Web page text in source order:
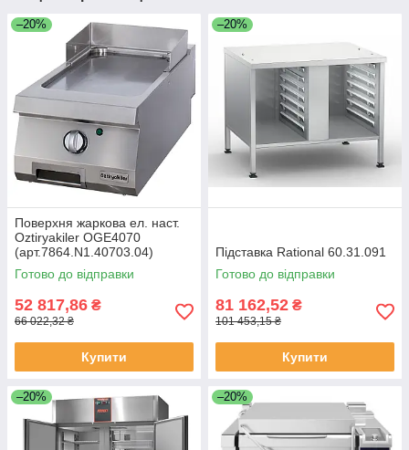
–20%
Поверхня жаркова ел. наст.
Oztiryakiler OGE4070
(арт.7864.N1.40703.04)
Готово до відправки
52 817,86 ₴
66 022,32 ₴
Купити
–20%
Підставка Rational 60.31.091
Готово до відправки
81 162,52 ₴
101 453,15 ₴
Купити
–20% –20%